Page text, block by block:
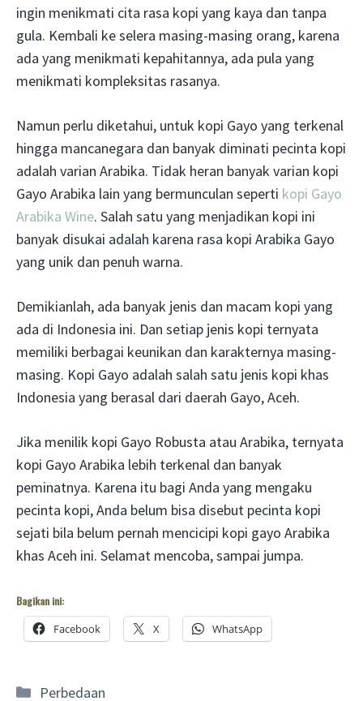
ingin menikmati cita rasa kopi yang kaya dan tanpa
gula. Kembali ke selera masing-masing orang, karena
ada yang menikmati kepahitannya, ada pula yang
menikmati kompleksitas rasanya.
Namun perlu diketahui, untuk kopi Gayo yang terkenal
hingga mancanegara dan banyak diminati pecinta kopi
adalah varian Arabika. Tidak heran banyak varian kopi
Gayo Arabika lain yang bermunculan seperti kopi Gayo
Arabika Wine. Salah satu yang menjadikan kopi ini
banyak disukai adalah karena rasa kopi Arabika Gayo
yang unik dan penuh warna.
Demikianlah, ada banyak jenis dan macam kopi yang
ada di Indonesia ini. Dan setiap jenis kopi ternyata
memiliki berbagai keunikan dan karakternya masing-
masing. Kopi Gayo adalah salah satu jenis kopi khas
Indonesia yang berasal dari daerah Gayo, Aceh.
Jika menilik kopi Gayo Robusta atau Arabika, ternyata
kopi Gayo Arabika lebih terkenal dan banyak
peminatnya. Karena itu bagi Anda yang mengaku
pecinta kopi, Anda belum bisa disebut pecinta kopi
sejati bila belum pernah mencicipi kopi gayo Arabika
khas Aceh ini. Selamat mencoba, sampai jumpa.
Bagikan ini:
Facebook X WhatsApp
Categories
Perbedaan